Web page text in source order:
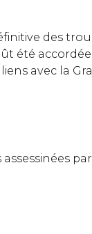
des
été
avec la